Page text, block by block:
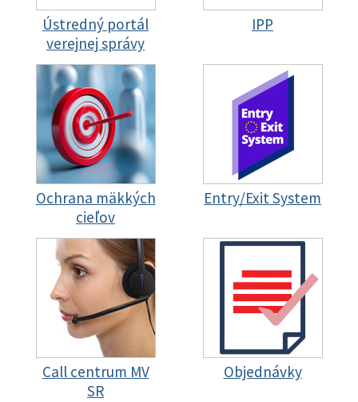
Ústredný portál
verejnej správy
IPP
Ochrana mäkkých
cieľov
Entry/Exit System
Call centrum MV
SR
Objednávky